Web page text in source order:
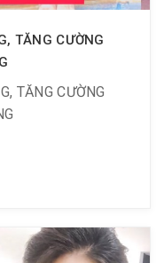
TĂNG CƯỜNG
TĂNG CƯỜNG